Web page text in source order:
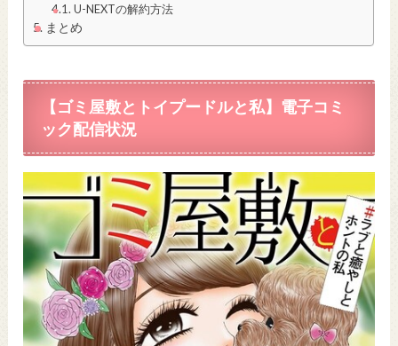
U-NEXTの解約方法
まとめ
【ゴミ屋敷とトイプードルと私】電子コミ
ック配信状況